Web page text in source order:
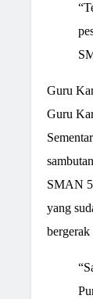
Guru
Guru
SMAN 5
yang